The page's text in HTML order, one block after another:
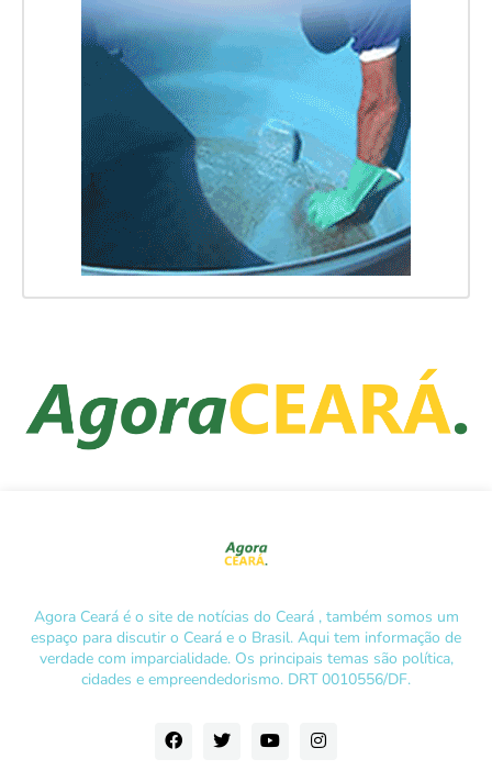
Agora Ceará é o site de notícias do Ceará , também somos um
espaço para discutir o Ceará e o Brasil. Aqui tem informação de
verdade com imparcialidade. Os principais temas são política,
cidades e empreendedorismo. DRT 0010556/DF.